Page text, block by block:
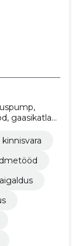
gaasikatlad,